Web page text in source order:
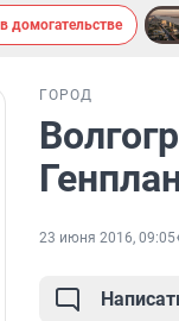
домогательстве
ГОРОД
23 июня 2016, 09:05